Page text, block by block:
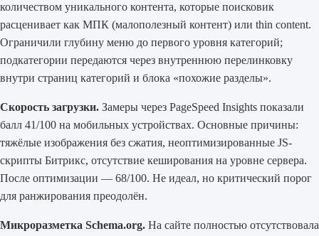
количеством уникального контента, которые поисковик
расценивает как МПК (малополезный контент) или thin content.
Ограничили глубину меню до первого уровня категорий;
подкатегории передаются через внутреннюю перелинковку
внутри страниц категорий и блока «похожие разделы».
Скорость загрузки. Замеры через PageSpeed Insights показали
балл 41/100 на мобильных устройствах. Основные причины:
тяжёлые изображения без сжатия, неоптимизированные JS-
скрипты Битрикс, отсутствие кеширования на уровне сервера.
После оптимизации — 68/100. Не идеал, но критический порог
для ранжирования преодолён.
Микроразметка Schema.org. На сайте полностью отсутствовала